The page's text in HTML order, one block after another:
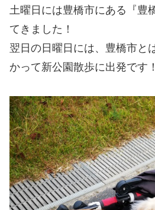
土曜日には豊橋市にある『豊
てきました！
翌日の日曜日には、豊橋市と
かって新公園散歩に出発です！